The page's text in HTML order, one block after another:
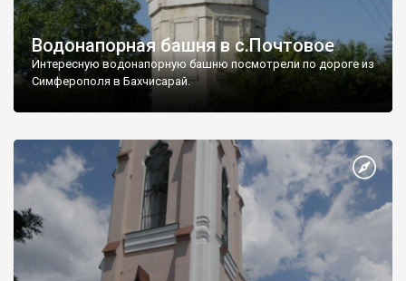
Водонапорная башня в с.Почтовое
Интересную водонапорную башню посмотрели по дороге из
Симферополя в Бахчисарай.